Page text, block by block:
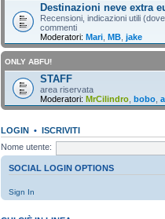
Destinazioni neve extra
Recensioni, indicazioni utili
commenti
Moderatori: Mari MB jake
ONLY ABFU!
STAFF
area riservata
Moderatori: MrCilindro bobo
LOGIN • ISCRIVITI
Nome utente:
SOCIAL LOGIN OPTIONS
Sign In